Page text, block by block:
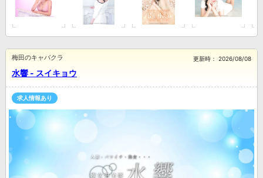
水響 - スイキョウ
梅田のキャバクラ 更新時： 2026/08/08
求人情報あり